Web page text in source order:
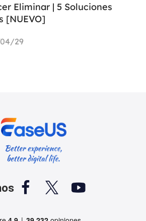
Eliminar | 5 Soluciones
[NUEVO]
29
  